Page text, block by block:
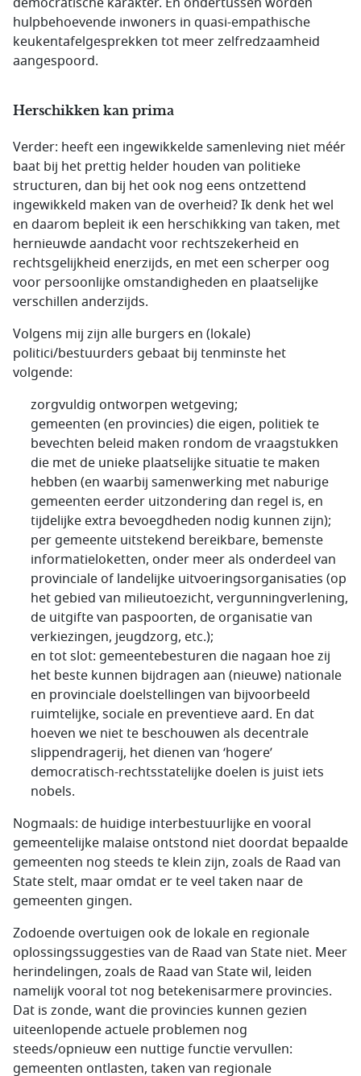
hulpbehoevende inwoners in quasi-empathische
keukentafelgesprekken tot meer zelfredzaamheid
aangespoord.
Herschikken kan prima
Verder: heeft een ingewikkelde samenleving niet méér
baat bij het prettig helder houden van politieke
structuren, dan bij het ook nog eens ontzettend
ingewikkeld maken van de overheid? Ik denk het wel
en daarom bepleit ik een herschikking van taken, met
hernieuwde aandacht voor rechtszekerheid en
rechtsgelijkheid enerzijds, en met een scherper oog
voor persoonlijke omstandigheden en plaatselijke
verschillen anderzijds.
Volgens mij zijn alle burgers en (lokale)
politici/bestuurders gebaat bij tenminste het
volgende:
zorgvuldig ontworpen wetgeving;
gemeenten (en provincies) die eigen, politiek te
bevechten beleid maken rondom de vraagstukken
die met de unieke plaatselijke situatie te maken
hebben (en waarbij samenwerking met naburige
gemeenten eerder uitzondering dan regel is, en
tijdelijke extra bevoegdheden nodig kunnen zijn);
per gemeente uitstekend bereikbare, bemenste
informatieloketten, onder meer als onderdeel van
provinciale of landelijke uitvoeringsorganisaties (op
het gebied van milieutoezicht, vergunningverlening,
de uitgifte van paspoorten, de organisatie van
verkiezingen, jeugdzorg, etc.);
en tot slot: gemeentebesturen die nagaan hoe zij
het beste kunnen bijdragen aan (nieuwe) nationale
en provinciale doelstellingen van bijvoorbeeld
ruimtelijke, sociale en preventieve aard. En dat
hoeven we niet te beschouwen als decentrale
slippendragerij, het dienen van ‘hogere’
democratisch-rechtsstatelijke doelen is juist iets
nobels.
Nogmaals: de huidige interbestuurlijke en vooral
gemeentelijke malaise ontstond niet doordat bepaalde
gemeenten nog steeds te klein zijn, zoals de Raad van
State stelt, maar omdat er te veel taken naar de
gemeenten gingen.
Zodoende overtuigen ook de lokale en regionale
oplossingssuggesties van de Raad van State niet. Meer
herindelingen, zoals de Raad van State wil, leiden
namelijk vooral tot nog betekenisarmere provincies.
Dat is zonde, want die provincies kunnen gezien
uiteenlopende actuele problemen nog
steeds/opnieuw een nuttige functie vervullen:
gemeenten ontlasten, taken van regionale